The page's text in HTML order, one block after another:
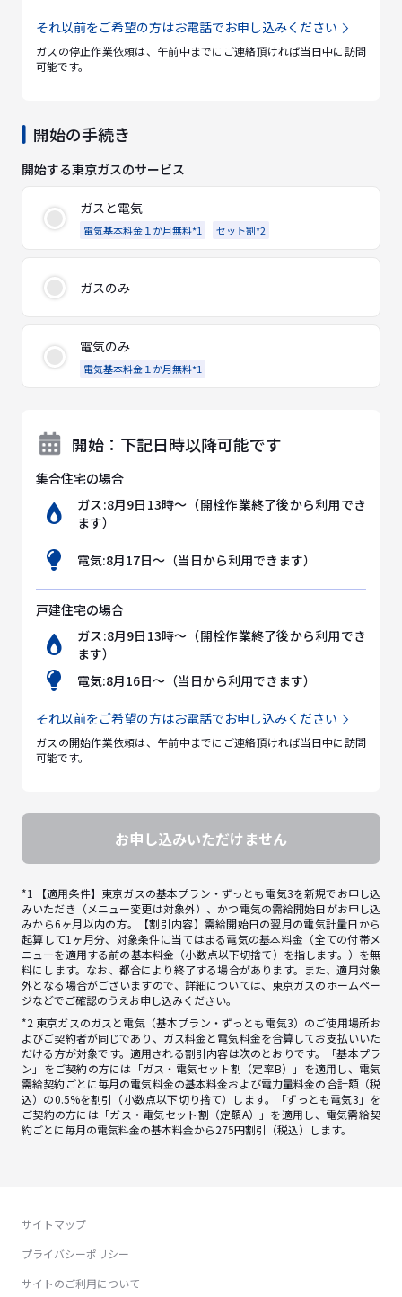
それ以前をご希望の方はお電話でお申し込みください
ガスの停止作業依頼は、午前中までにご連絡頂ければ当日中に訪問
可能です。
開始の手続き
開始する東京ガスのサービス
ガスと電気
電気基本料金１か月無料*1 セット割*2
ガスのみ
電気のみ
電気基本料金１か月無料*1
開始：下記日時以降可能です
集合住宅の場合
ガス:8月9日13時～（開栓作業終了後から利用でき
ます）
電気:8月17日～（当日から利用できます）
戸建住宅の場合
ガス:8月9日13時～（開栓作業終了後から利用でき
ます）
電気:8月16日～（当日から利用できます）
それ以前をご希望の方はお電話でお申し込みください
ガスの開始作業依頼は、午前中までにご連絡頂ければ当日中に訪問
可能です。
*1 【適用条件】東京ガスの基本プラン・ずっとも電気3を新規でお申し込
みいただき（メニュー変更は対象外）、かつ電気の需給開始日がお申し込
みから6ヶ月以内の方。【割引内容】需給開始日の翌月の電気計量日から
起算して1ヶ月分、対象条件に当てはまる電気の基本料金（全ての付帯メ
ニューを適用する前の基本料金（小数点以下切捨て）を指します。）を無
料にします。なお、都合により終了する場合があります。また、適用対象
外となる場合がございますので、詳細については、東京ガスのホームペー
ジなどでご確認のうえお申し込みください。
*2 東京ガスのガスと電気（基本プラン・ずっとも電気3）のご使用場所お
よびご契約者が同じであり、ガス料金と電気料金を合算してお支払いいた
だける方が対象です。適用される割引内容は次のとおりです。「基本プラ
ン」をご契約の方には「ガス・電気セット割（定率B）」を適用し、電気
需給契約ごとに毎月の電気料金の基本料金および電力量料金の合計額（税
込）の0.5%を割引（小数点以下切り捨て）します。「ずっとも電気3」を
ご契約の方には「ガス・電気セット割（定額A）」を適用し、電気需給契
約ごとに毎月の電気料金の基本料金から275円割引（税込）します。
サイトマップ
プライバシーポリシー
サイトのご利用について